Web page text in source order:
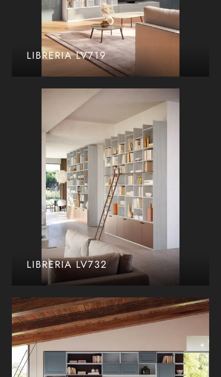
LIBRERIA LV719
LIBRERIA LV732